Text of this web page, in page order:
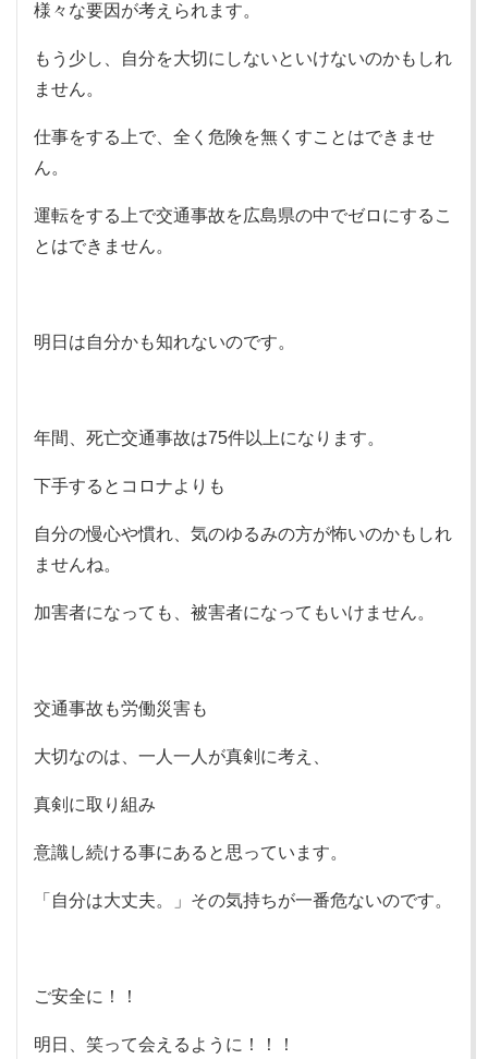
様々な要因が考えられます。
もう少し、自分を大切にしないといけないのかもしれ
ません。
仕事をする上で、全く危険を無くすことはできませ
ん。
運転をする上で交通事故を広島県の中でゼロにするこ
とはできません。
明日は自分かも知れないのです。
年間、死亡交通事故は75件以上になります。
下手するとコロナよりも
自分の慢心や慣れ、気のゆるみの方が怖いのかもしれ
ませんね。
加害者になっても、被害者になってもいけません。
交通事故も労働災害も
大切なのは、一人一人が真剣に考え、
真剣に取り組み
意識し続ける事にあると思っています。
「自分は大丈夫。」その気持ちが一番危ないのです。
ご安全に！！
明日、笑って会えるように！！！